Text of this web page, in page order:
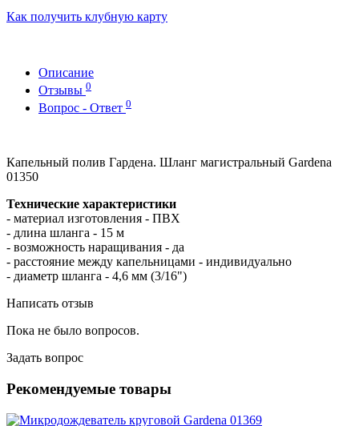
Как получить клубную карту
Описание
Отзывы 0
Вопрос - Ответ 0
Капельный полив Гардена. Шланг магистральный Gardena
01350
Технические характеристики
- материал изготовления - ПВХ
- длина шланга - 15 м
- возможность наращивания - да
- расстояние между капельницами - индивидуально
- диаметр шланга - 4,6 мм (3/16")
Написать отзыв
Пока не было вопросов.
Задать вопрос
Рекомендуемые товары